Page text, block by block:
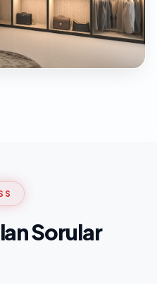
Sorular